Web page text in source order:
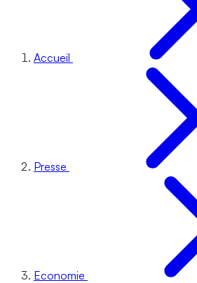
Accueil
Presse
Economie